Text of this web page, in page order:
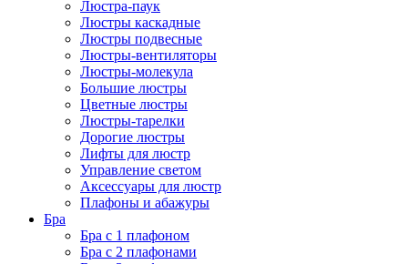
Люстра-паук
Люстры каскадные
Люстры подвесные
Люстры-вентиляторы
Люстры-молекула
Большие люстры
Цветные люстры
Люстры-тарелки
Дорогие люстры
Лифты для люстр
Управление светом
Аксессуары для люстр
Плафоны и абажуры
Бра
Бра с 1 плафоном
Бра с 2 плафонами